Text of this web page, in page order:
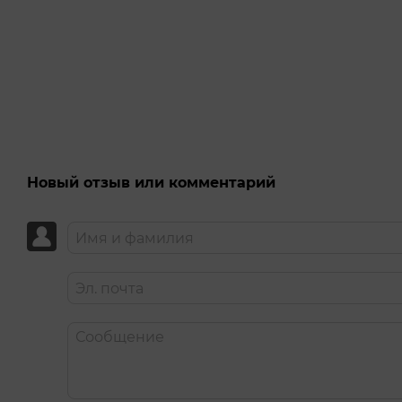
Снялась более чем в 300 фильмах и выступила
Новый отзыв или комментарий